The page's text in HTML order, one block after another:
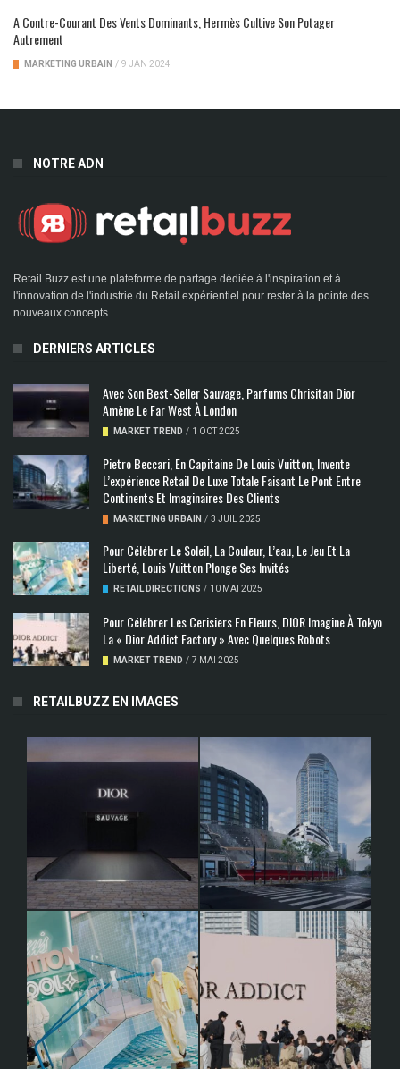
A Contre-Courant Des Vents Dominants, Hermès Cultive Son Potager
Autrement
MARKETING URBAIN / 9 JAN 2024
NOTRE ADN
Retail Buzz est une plateforme de partage dédiée à l'inspiration et à
l'innovation de l'industrie du Retail expérientiel pour rester à la pointe des
nouveaux concepts.
DERNIERS ARTICLES
Avec Son Best-Seller Sauvage, Parfums Chrisitan Dior
Amène Le Far West À London
MARKET TREND / 1 OCT 2025
Pietro Beccari, En Capitaine De Louis Vuitton, Invente
L’expérience Retail De Luxe Totale Faisant Le Pont Entre
Continents Et Imaginaires Des Clients
MARKETING URBAIN / 3 JUIL 2025
Pour Célébrer Le Soleil, La Couleur, L’eau, Le Jeu Et La
Liberté, Louis Vuitton Plonge Ses Invités
RETAIL DIRECTIONS / 10 MAI 2025
Pour Célébrer Les Cerisiers En Fleurs, DIOR Imagine À Tokyo
La « Dior Addict Factory » Avec Quelques Robots
MARKET TREND / 7 MAI 2025
RETAILBUZZ EN IMAGES